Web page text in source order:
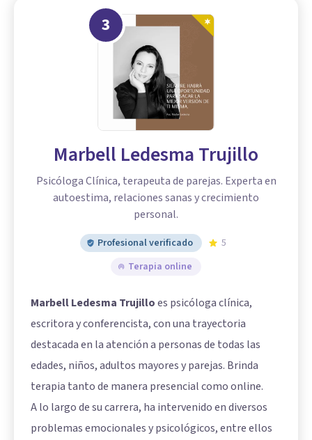
3
Marbell Ledesma Trujillo
Psicóloga Clínica, terapeuta de parejas. Experta en
autoestima, relaciones sanas y crecimiento
personal.
Profesional verificado
5
Terapia online
Marbell Ledesma Trujilloes psicóloga clínica,
escritora y conferencista, con una trayectoria
destacada en la atención a personas de todas las
edades, niños, adultos mayores y parejas. Brinda
terapia tanto de manera presencial como online.
A lo largo de su carrera, ha intervenido en diversos
problemas emocionales y psicológicos, entre ellos